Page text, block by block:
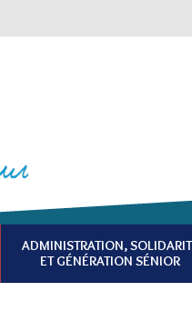
ADMINISTRATION,
ET GÉNÉRATION SÉNIOR